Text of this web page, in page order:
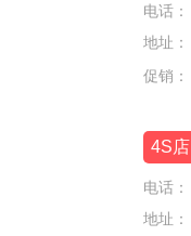
电话：
地址：
促销：
4S店
电话：
地址：